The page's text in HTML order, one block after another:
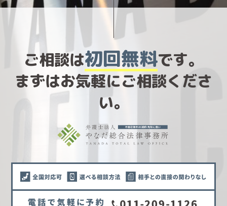
ご相談は初回無料です。
まずはお気軽にご相談くださ
い。